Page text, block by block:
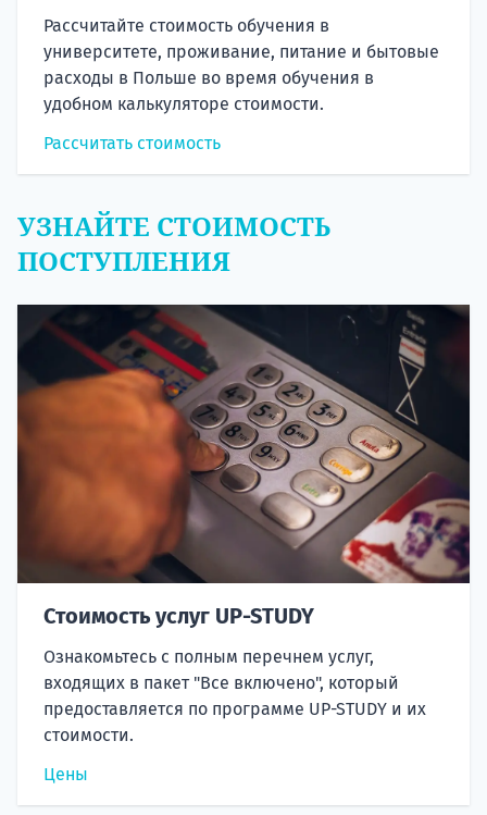
Рассчитайте стоимость обучения в
университете, проживание, питание и бытовые
расходы в Польше во время обучения в
удобном калькуляторе стоимости.
Рассчитать стоимость
УЗНАЙТЕ СТОИМОСТЬ
ПОСТУПЛЕНИЯ
Стоимость услуг UP-STUDY
Ознакомьтесь с полным перечнем услуг,
входящих в пакет "Все включено", который
предоставляется по программе UP-STUDY и их
стоимости.
Цены